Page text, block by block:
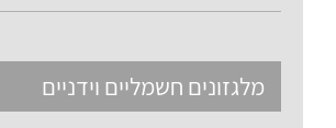
מלגזונים חשמליים וידניים